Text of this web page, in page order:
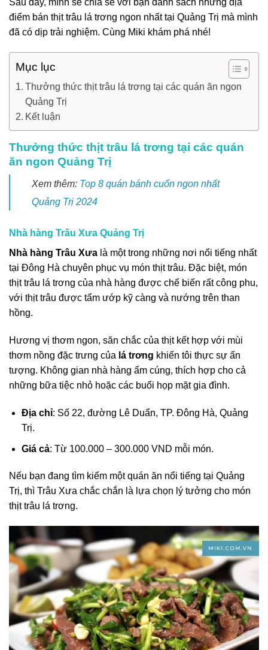
Sau đây, mình sẽ chia sẻ với bạn danh sách những địa
điểm bán thịt trâu lá trơng ngon nhất tại Quảng Trị mà mình
đã có dịp trải nghiệm. Cùng Miki khám phá nhé!
Mục lục
Thưởng thức thịt trâu lá trơng tại các quán ăn ngon
Quảng Trị
Kết luận
Thưởng thức thịt trâu lá trơng tại các quán
ăn ngon Quảng Trị
Xem thêm: Top 8 quán bánh cuốn ngon nhất
Quảng Trị 2024
Nhà hàng Trâu Xưa Quảng Trị
Nhà hàng Trâu Xưa là một trong những nơi nổi tiếng nhất
tại Đông Hà chuyên phục vụ món thịt trâu. Đặc biệt, món
thịt trâu lá trơng của nhà hàng được chế biến rất công phu,
với thịt trâu được tẩm ướp kỹ càng và nướng trên than
hồng.
Hương vị thơm ngon, săn chắc của thịt kết hợp với mùi
thơm nồng đặc trưng của lá trơng khiến tôi thực sự ấn
tượng. Không gian nhà hàng ấm cúng, thích hợp cho cả
những bữa tiệc nhỏ hoặc các buổi họp mặt gia đình.
Địa chỉ: Số 22, đường Lê Duẩn, TP. Đông Hà, Quảng
Trị.
Giá cả: Từ 100.000 – 300.000 VND mỗi món.
Nếu bạn đang tìm kiếm một quán ăn nổi tiếng tại Quảng
Trị, thì Trâu Xưa chắc chắn là lựa chọn lý tưởng cho món
thịt trâu lá trơng.